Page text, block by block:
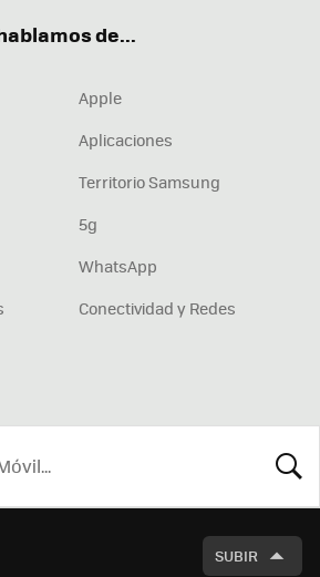
de...
Apple
Aplicaciones
Territorio Samsung
5g
WhatsApp
Conectividad y Redes
SUBIR